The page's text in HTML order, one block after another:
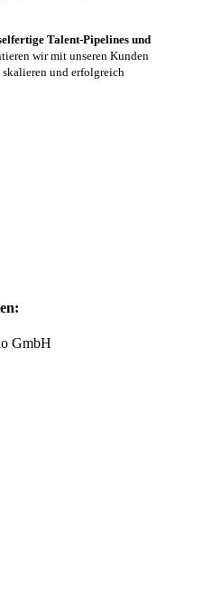
Talent-Pipelines und
wir mit unseren Kunden
skalieren und erfolgreich
GmbH